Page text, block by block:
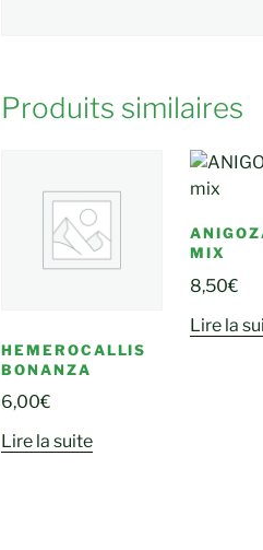
Produits similaires
HEMEROCALLIS
BONANZA
6,00€
Lire la suite
MIX
8,50€
Lire la